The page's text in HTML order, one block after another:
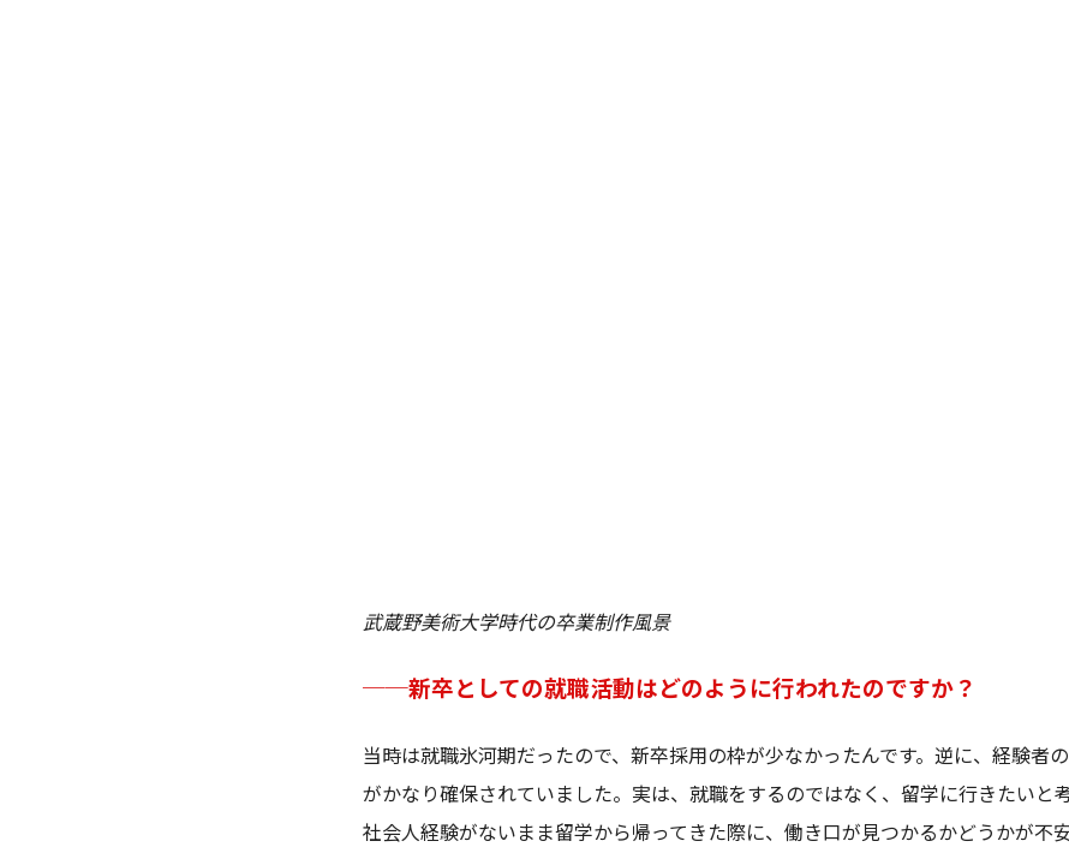
武蔵野美術大学時代の卒業制作風景
──新卒としての就職活動はどのように行われたのですか？
当時は就職氷河期だったので、新卒採用の枠が少なかったんです。逆に、経験者
がかなり確保されていました。実は、就職をするのではなく、留学に行きたいと
社会人経験がないまま留学から帰ってきた際に、働き口が見つかるかどうかが不